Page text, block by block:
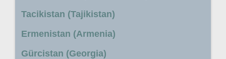
Tacikistan (Tajikistan)
Ermenistan (Armenia)
Gürcistan (Georgia)